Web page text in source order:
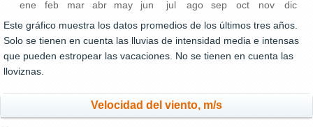
ene feb mar abr may jun jul ago sep oct nov dic
Este gráfico muestra los datos promedios de los últimos tres años.
Solo se tienen en cuenta las lluvias de intensidad media e intensas
que pueden estropear las vacaciones. No se tienen en cuenta las
lloviznas.
Velocidad del viento, m/s